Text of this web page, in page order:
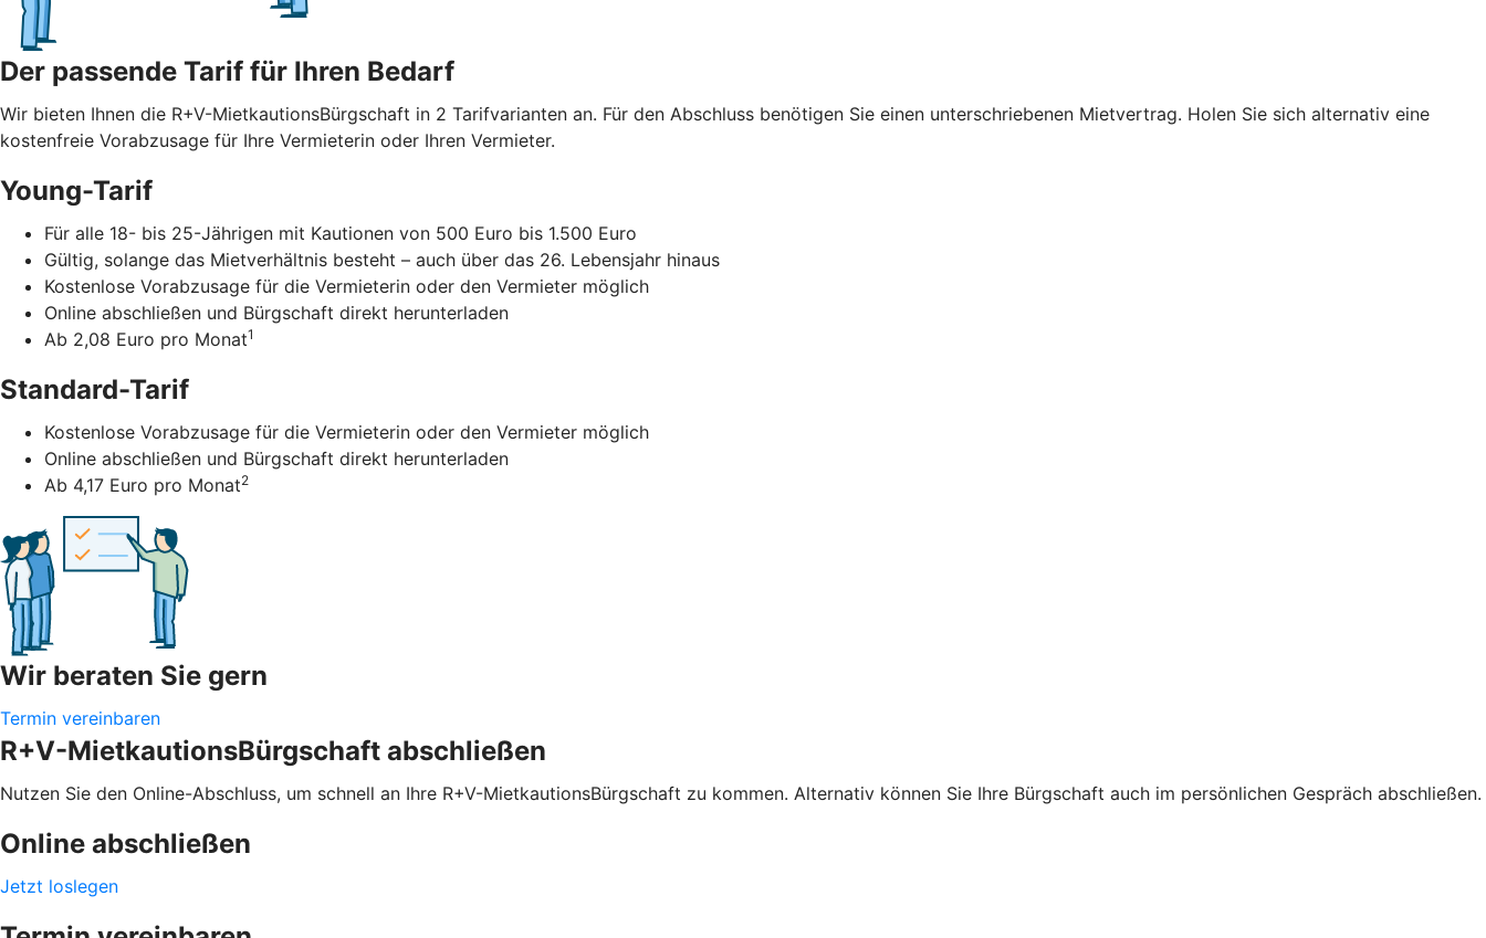
Der passende Tarif für Ihren Bedarf
Wir bieten Ihnen die R+V-MietkautionsBürgschaft in 2 Tarifvarianten an. Für den Abschluss benötigen Sie einen unterschriebenen Mietvertrag. Holen Sie sich alternativ eine
kostenfreie Vorabzusage für Ihre Vermieterin oder Ihren Vermieter.
Young-Tarif
Für alle 18- bis 25-Jährigen mit Kautionen von 500 Euro bis 1.500 Euro
Gültig, solange das Mietverhältnis besteht – auch über das 26. Lebensjahr hinaus
Kostenlose Vorabzusage für die Vermieterin oder den Vermieter möglich
Online abschließen und Bürgschaft direkt herunterladen
Ab 2,08 Euro pro Monat1
Standard-Tarif
Kostenlose Vorabzusage für die Vermieterin oder den Vermieter möglich
Online abschließen und Bürgschaft direkt herunterladen
Ab 4,17 Euro pro Monat2
Wir beraten Sie gern
Termin vereinbaren
R+V-MietkautionsBürgschaft abschließen
Nutzen Sie den Online-Abschluss, um schnell an Ihre R+V-MietkautionsBürgschaft zu kommen. Alternativ können Sie Ihre Bürgschaft auch im persönlichen Gespräch abschließen.
Online abschließen
Jetzt loslegen